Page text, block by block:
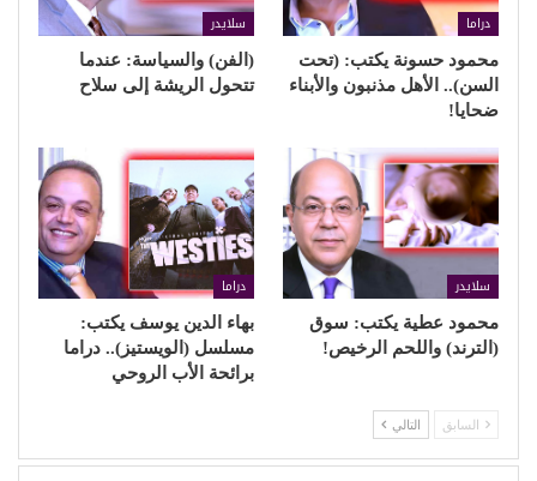
دراما
محمود حسونة يكتب: (تحت
السن).. الأهل مذنبون والأبناء
ضحايا!
سلايدر
(الفن) والسياسة: عندما
تتحول الريشة إلى سلاح
سلايدر
محمود عطية يكتب: سوق
(الترند) واللحم الرخيص!
دراما
بهاء الدين يوسف يكتب:
مسلسل (الويستيز).. دراما
برائحة الأب الروحي
السابق التالي